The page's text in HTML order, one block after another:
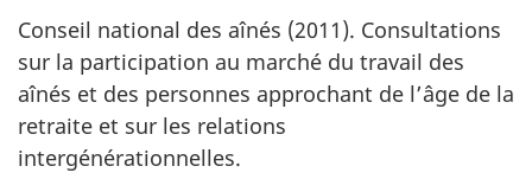
Conseil national des aînés (2011). Consultations
sur la participation au marché du travail des
aînés et des personnes approchant de l’âge de la
retraite et sur les relations
intergénérationnelles.